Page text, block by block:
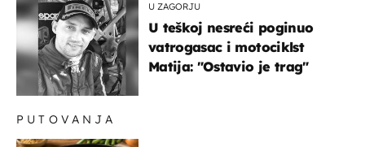
U ZAGORJU
U teškoj nesreći poginuo
vatrogasac i motociklst
Matija: "Ostavio je trag"
PUTOVANJA